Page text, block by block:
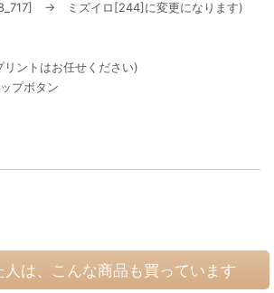
→ ミズイロ[244]に変更になります)
ントはお任せください)
プボタン
人は、こんな商品も買っています